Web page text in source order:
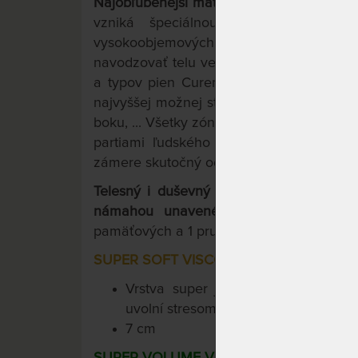
vzniká špeciálnou technológiou
vysokoobjemových viscoelastických
navodzovať telu veľmi príjemný pocit
a typov pien Curemfoam
najvyššej možnej stability chrbtice pri
boku, ... Všetky zóny matraca efektívne
partiami ľudského tela. Špičková
zámere skutočný odpočinok pre Vaše
Telesný i duševný pocit stavu
námahou unaveného tela vďaka 3 -
pamäťových a 1 pružnej peny Curemfoam
SUPER SOFT VISCO 50
Vrstva super jemnej pamäťovej
uvolní stresom napäté svalstvo i
7 cm